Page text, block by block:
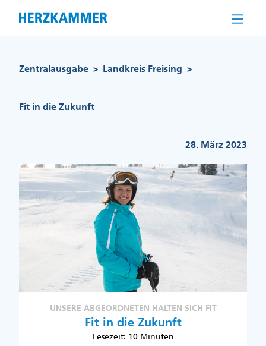
Zentralausgabe > Landkreis Freising >
Fit in die Zukunft
28. März 2023
UNSERE ABGEORDNETEN HALTEN SICH FIT
Fit in die Zukunft
Lesezeit: 10 Minuten